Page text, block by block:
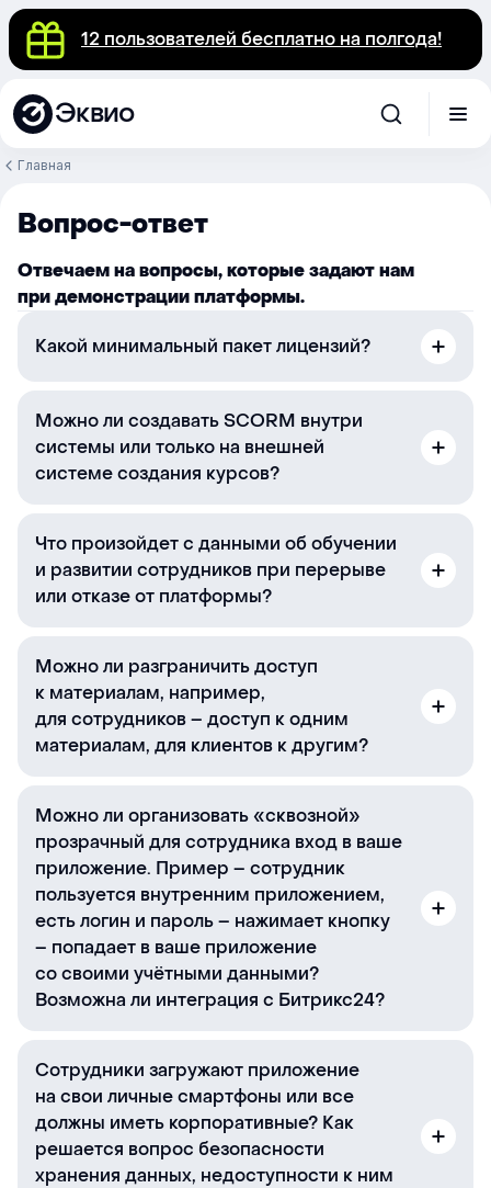
12 пользователей бесплатно на полгода!
Эквио
Главная
Вопрос-ответ
Отвечаем на вопросы, которые задают нам
при демонстрации платформы.
Какой минимальный пакет лицензий?
Можно ли создавать SCORM внутри
системы или только на внешней
системе создания курсов?
Что произойдет с данными об обучении
и развитии сотрудников при перерыве
или отказе от платформы?
Можно ли разграничить доступ
к материалам, например,
для сотрудников – доступ к одним
материалам, для клиентов к другим?
Можно ли организовать «сквозной»
прозрачный для сотрудника вход в ваше
приложение. Пример – сотрудник
пользуется внутренним приложением,
есть логин и пароль – нажимает кнопку
– попадает в ваше приложение
со своими учётными данными?
Возможна ли интеграция с Битрикс24?
Сотрудники загружают приложение
на свои личные смартфоны или все
должны иметь корпоративные? Как
решается вопрос безопасности
хранения данных, недоступности к ним